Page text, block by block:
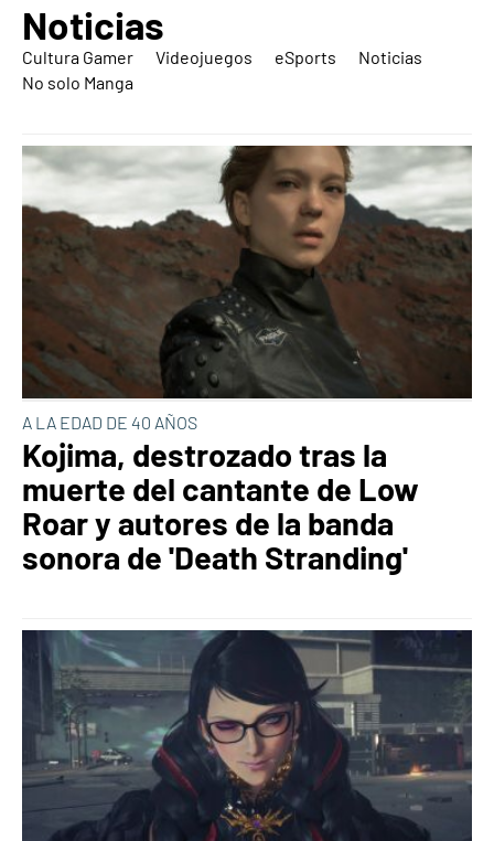
Noticias
Cultura Gamer Videojuegos eSports
Noticias
No solo Manga
A LA EDAD DE 40 AÑOS
Kojima, destrozado tras la
muerte del cantante de Low
Roar y autores de la banda
sonora de 'Death Stranding'